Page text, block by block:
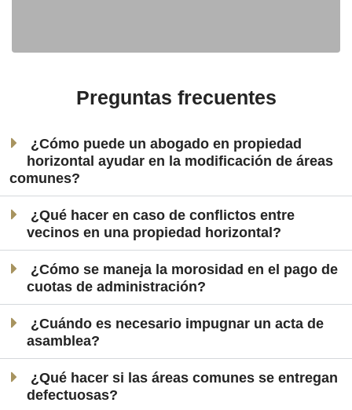
Preguntas frecuentes
¿Cómo puede un abogado en propiedad
horizontal ayudar en la modificación de áreas
comunes?
¿Qué hacer en caso de conflictos entre
vecinos en una propiedad horizontal?
¿Cómo se maneja la morosidad en el pago de
cuotas de administración?
¿Cuándo es necesario impugnar un acta de
asamblea?
¿Qué hacer si las áreas comunes se entregan
defectuosas?